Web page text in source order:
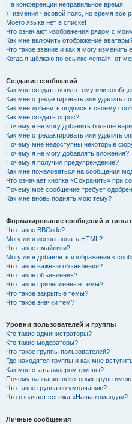
На конференции неправильное время!
Я изменил часовой пояс, но время всё
Моего языка нет в списке!
Что означают изображения рядом с
Как мне включить отображение
Что такое звание и как я могу изменить
Когда я щёлкаю по ссылке «email», от
Создание сообщений
Как мне создать новую тему или
Как мне отредактировать или удалить
Как мне добавить подпись к своему
Как мне создать опрос?
Почему я не могу добавить больше
Как мне отредактировать или удалить
Почему мне недоступны некоторые
Почему я не могу добавлять вложения?
Почему я получил предупреждение?
Как мне пожаловаться на сообщения
Что означает кнопка «Сохранить» при
Почему моё сообщение требует
Как мне вновь поднять мою тему?
Форматирование сообщений и типы
Что такое BBCode?
Могу ли я использовать HTML?
Что такое смайлики?
Могу ли я добавлять изображения к
Что такое важные объявления?
Что такое объявления?
Что такое прилепленные темы?
Что такое закрытые темы?
Что такое значки тем?
Уровни пользователей и группы
Кто такие администраторы?
Кто такие модераторы?
Что такое группы пользователей?
Где находятся группы и как мне
Как мне стать лидером группы?
Почему названия некоторых групп
Что такое группа по умолчанию?
Что означает ссылка «Наша команда»?
Личные сообщения